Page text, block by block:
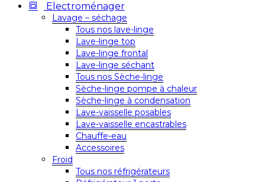
Electroménager
Lavage – séchage
Tous nos lave-linge
Lave-linge top
Lave-linge frontal
Lave-linge séchant
Tous nos Sèche-linge
Sèche-linge pompe à chaleur
Sèche-linge à condensation
Lave-vaisselle posables
Lave-vaisselle encastrables
Chauffe-eau
Accessoires
Froid
Tous nos réfrigérateurs